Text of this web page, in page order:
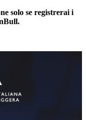
solo se registrerai i